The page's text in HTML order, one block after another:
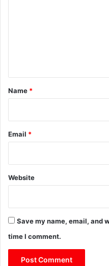
*
Name *
Email *
Website
Save my name, email, and
time I comment.